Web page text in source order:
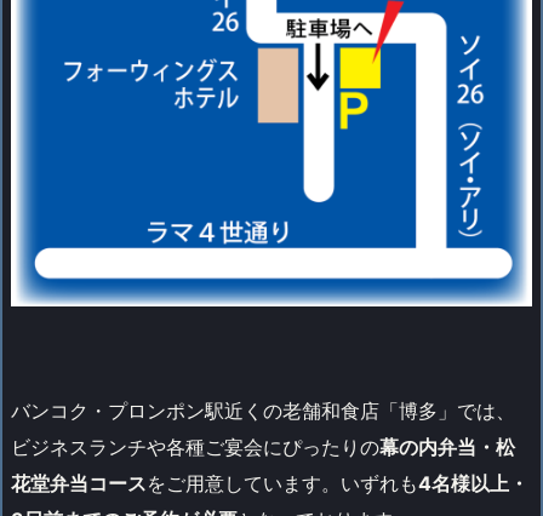
バンコク・プロンポン駅近くの老舗和食店「博多」では、
ビジネスランチや各種ご宴会にぴったりの幕の内弁当・松
花堂弁当コースをご用意しています。いずれも4名様以上・